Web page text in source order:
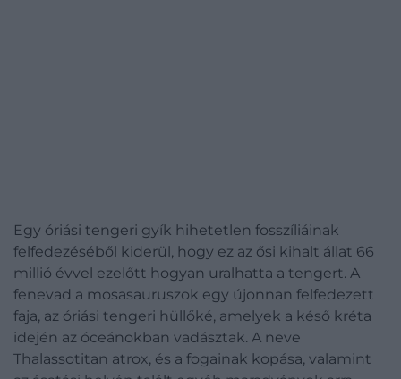
Egy óriási tengeri gyík hihetetlen fosszíliáinak
felfedezéséből kiderül, hogy ez az ősi kihalt állat 66
millió évvel ezelőtt hogyan uralhatta a tengert. A
fenevad a mosasauruszok egy újonnan felfedezett
faja, az óriási tengeri hüllőké, amelyek a késő kréta
idején az óceánokban vadásztak. A neve
Thalassotitan atrox, és a fogainak kopása, valamint